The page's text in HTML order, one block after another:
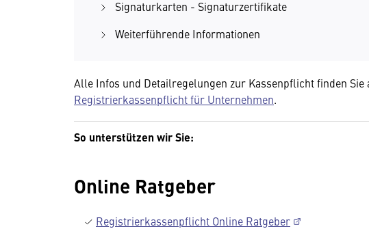
Signaturkarten - Signaturzertifikate
Weiterführende Informationen
Alle Infos und Detailregelungen zur Kassenpflicht finden Sie
Registrierkassenpflicht für Unternehmen.
So unterstützen wir Sie:
Online Ratgeber
Registrierkassenpflicht Online Ratgeber